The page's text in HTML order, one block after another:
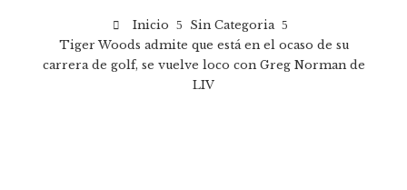
Inicio
Sin Categoria
Tiger Woods admite que está en el ocaso de su
carrera de golf, se vuelve loco con Greg Norman de
LIV